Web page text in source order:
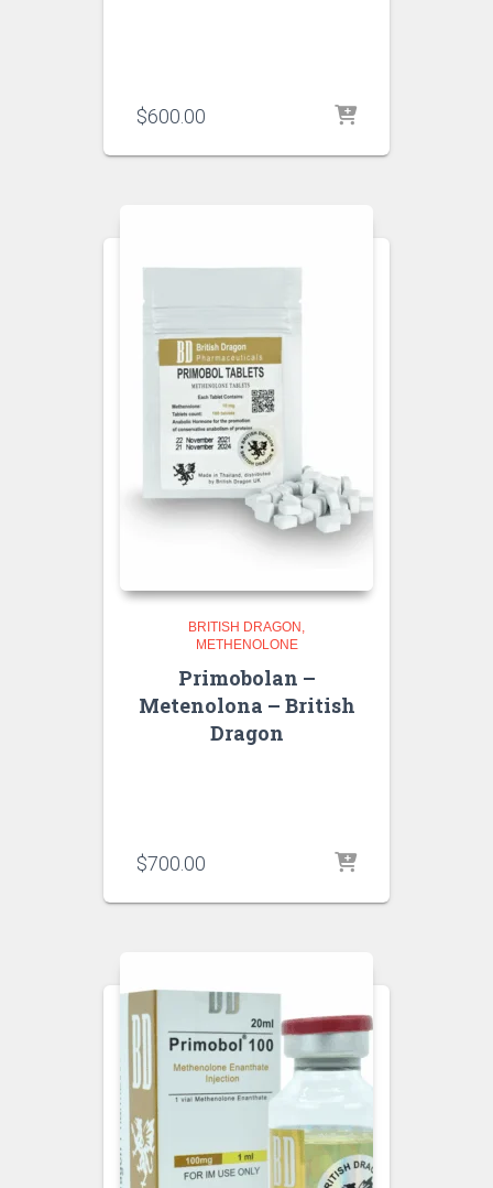
$600.00
BRITISH DRAGON
METHENOLONE
Primobolan –
Metenolona – British
Dragon
$700.00